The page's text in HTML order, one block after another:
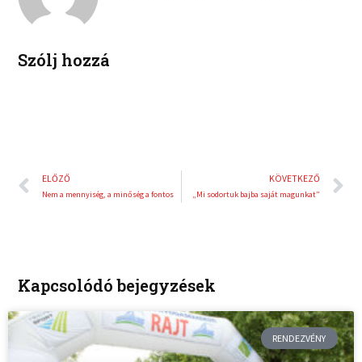
n
Szólj hozzá
Előző
ELŐZŐ
Nem a mennyiség, a minőség a fontos
KÖVETKEZŐ
„Mi sodortuk bajba saját magunkat”
Kapcsolódó bejegyzések
RENDEZVÉNY